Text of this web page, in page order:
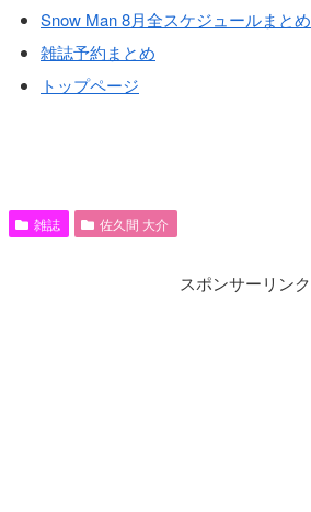
Snow Man 8月全スケジュールまとめ
雑誌予約まとめ
トップページ
雑誌 佐久間 大介
スポンサーリンク